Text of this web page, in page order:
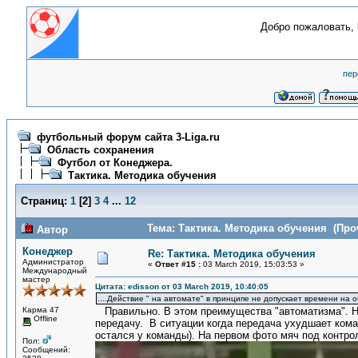
Добро пожаловать,
футбольный форум сайта 3-Liga.ru
Область сохранения
Футбол от Конеджера.
Тактика. Методика обучения
Страниц: 1 [2] 3 4 ... 12
Автор
Тема: Тактика. Методика обучения
Конеджер
Администратор
Международный
мастер
Карма 47
Offline
Пол:
Сообщений:
Re: Тактика. Методика обучения
« Ответ #15 : 03 March 2019, 15:03:53 »
Цитата: edisson от 03 March 2019, 10:40:05
....Действие " на автомате" в принципе не допускает времени на
Правильно. В этом преимущества "автоматизма".
передачу. В ситуации когда передача ухудшает
остался у команды). На первом фото мяч под